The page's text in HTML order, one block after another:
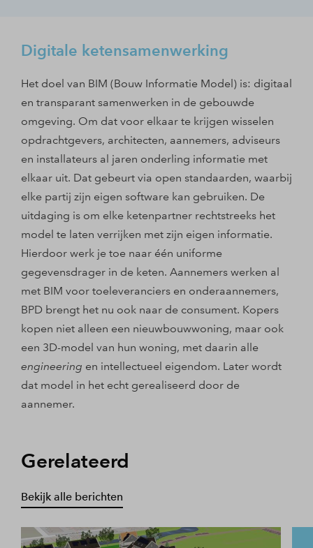
Digitale ketensamenwerking
Het doel van BIM (Bouw Informatie Model) is: digitaal
en transparant samenwerken in de gebouwde
omgeving. Om dat voor elkaar te krijgen wisselen
opdrachtgevers, architecten, aannemers, adviseurs
en installateurs al jaren onderling informatie met
elkaar uit. Dat gebeurt via open standaarden, waarbij
elke partij zijn eigen software kan gebruiken. De
uitdaging is om elke ketenpartner rechtstreeks het
model te laten verrijken met zijn eigen informatie.
Hierdoor werk je toe naar één uniforme
gegevensdrager in de keten. Aannemers werken al
met BIM voor toeleveranciers en onderaannemers,
BPD brengt het nu ook naar de consument. Kopers
kopen niet alleen een nieuwbouwwoning, maar ook
een 3D-model van hun woning, met daarin alle
engineering en intellectueel eigendom. Later wordt
dat model in het echt gerealiseerd door de
aannemer.
Gerelateerd
Bekijk alle berichten